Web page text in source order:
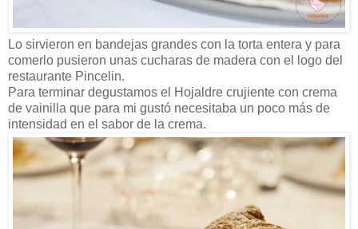
Lo sirvieron en bandejas grandes con la torta entera y para
comerlo pusieron unas cucharas de madera con el logo del
restaurante Pincelin.
Para terminar degustamos el Hojaldre crujiente con crema
de vainilla que para mi gustó necesitaba un poco más de
intensidad en el sabor de la crema.